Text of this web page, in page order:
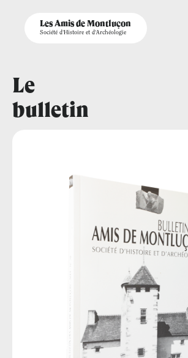
Les Amis de Montluçon
Société d'Histoire et d'Archéologie
Le
bulletin